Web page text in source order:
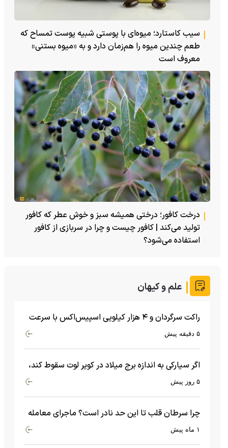
سیب کاستارد؛ میوه‌ای با پوستی شبیه پوست تمساح که
طعم چندین میوه را هم‌زمان دارد و به «میوه بستنی»
معروف است
درخت کافور؛ درختی همیشه سبز و خوش عطر که کافور
تولید می‌کند | کافور چیست و چرا در سربازی از کافور
استفاده می‌شود؟
علم و کیهان
راکت سرگردان و ۴ هزار کیلویی اسپیس‌اکس با سرعت
هشت هزار و ۶۹۰ کیلومتر در ساعت به ماه برخورد کرد
۵ دقیقه پیش
اگر سیارکی به اندازه برج میلاد در کویر لوت سقوط کند،
چه اتفاقی می‌افتد؟
۵ روز پیش
چرا سرطان قلب تا این حد نادر است؟ ماجرای معامله
عجیبی که در بدن اتفاق می‌افتد!۱ ماه پیش